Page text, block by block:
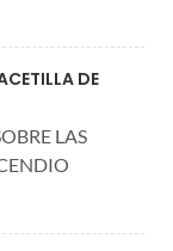
DE
LAS